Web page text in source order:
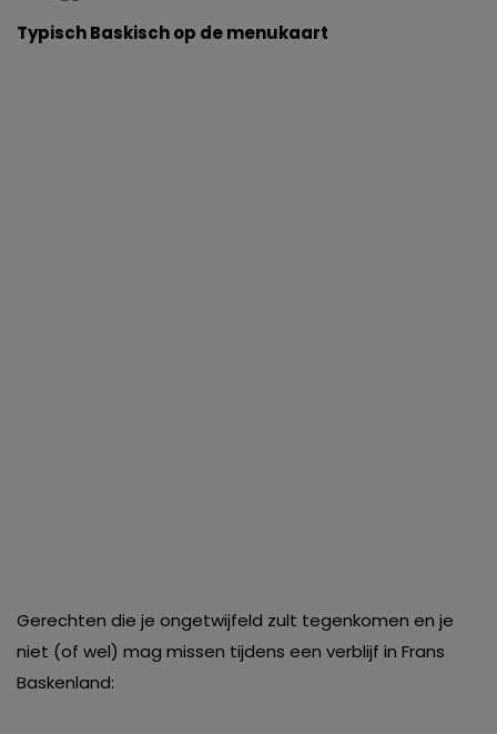
Typisch Baskisch op de menukaart
Gerechten die je ongetwijfeld zult tegenkomen en je
niet (of wel) mag missen tijdens een verblijf in Frans
Baskenland: